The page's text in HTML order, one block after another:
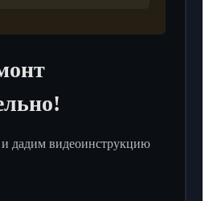
и дадим видеоинструкцию